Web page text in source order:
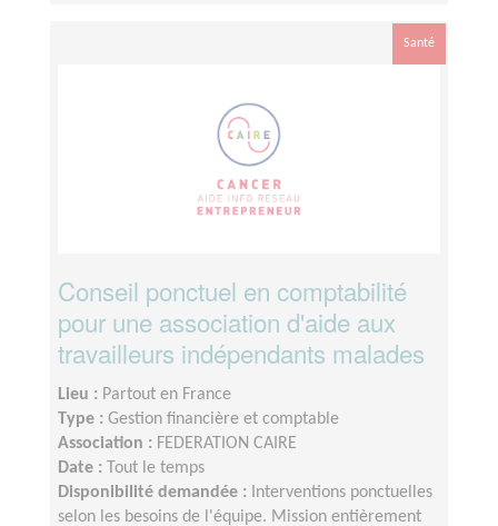
Santé
Conseil ponctuel en comptabilité
pour une association d'aide aux
travailleurs indépendants malades
Lieu : Partout en France
Type : Gestion financière et comptable
Association : FEDERATION CAIRE
Date :
Tout le temps
Disponibilité demandée :
Interventions ponctuelles
selon les besoins de l'équipe. Mission entièrement